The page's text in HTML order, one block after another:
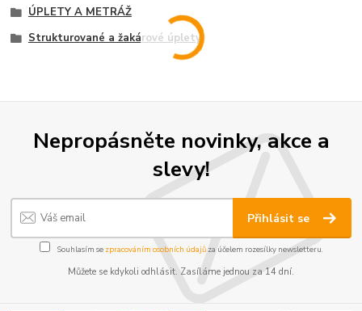
ÚPLETY A METRÁŽ
Strukturované a žakárové úplety
Nepropásněte novinky, akce a
slevy!
Přihlásit se
Souhlasím se zpracováním osobních údajůza účelem rozesílky newsletteru.
Můžete se kdykoli odhlásit. Zasíláme jednou za 14 dní.